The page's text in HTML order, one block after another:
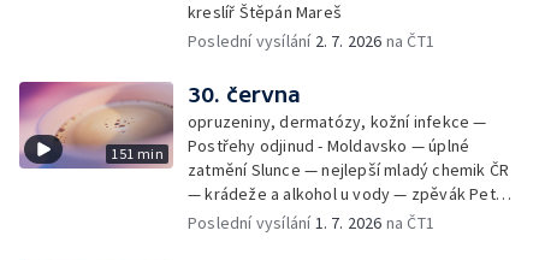
kreslíř Štěpán Mareš
Poslední vysílání 2. 7. 2026 na ČT1
151 min
30. června
opruzeniny, dermatózy, kožní infekce —
Postřehy odjinud - Moldavsko — úplné
zatmění Slunce — nejlepší mladý chemik ČR
— krádeže a alkohol u vody — zpěvák Peter
Cmorik
Poslední vysílání1. 7. 2026 na ČT1